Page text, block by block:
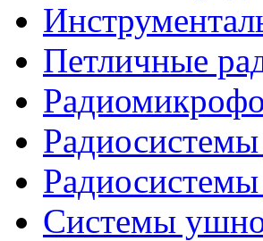
Петличные
Системы